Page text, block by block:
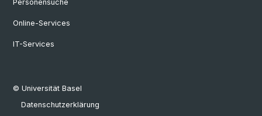
Personensuche
Online-Services
IT-Services
© Universität Basel
Datenschutzerklärung